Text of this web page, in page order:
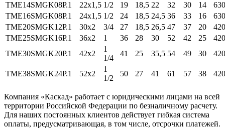
TME14SMGK08P.1
22x1,5 1/2 19 18,5 22 32 30 14
630
TME16SMGK08P.1
24x1,5 1/2 24 18,5 24,5 36 33 16
630
TME20SMGK12P.1
30x2 3/4 27 18,5 26,5 47 37 20
420
TME25SMGK16P.1
36x2 1 36 28 30 52 42 25
420
TME30SMGK20P.1
42x2
1
1/4
41 25 35,5 54 49 30 420
TME38SMGK24P.1 52x2
1
1/2
50 27 41 61 57 38 420
Компания «Каскад» работает с юридическими лицами на всей
территории Российской Федерации по безналичному расчету.
Для наших постоянных клиентов действует гибкая система
оплаты, предусматривающая, в том числе, отсрочки платежей.